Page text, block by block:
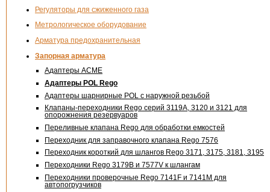
Регуляторы для сжиженного газа
Метрологическое оборудование
Арматура предохранительная
Запорная арматура
Адаптеры ACME
Адаптеры POL Rego
Адаптеры шарнирные POL с наружной резьбой
Клапаны-переходники Rego серий 3119А, 3120 и 3121 для
опорожнения резервуаров
Переливные клапана Rego для обработки емкостей
Переходник для заправочного клапана Rego 7576
Переходник короткий для шлангов Rego 3171, 3175, 3181, 3195
Переходники Rego 3179В и 7577V к шлангам
Переходники проверочные Rego 7141F и 7141М для
автопогрузчиков